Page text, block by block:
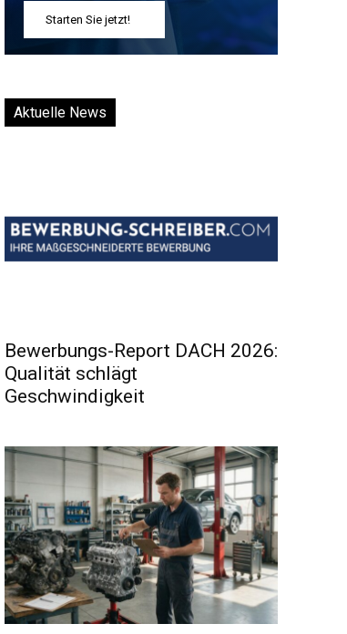
Starten Sie jetzt!
Aktuelle News
Bewerbungs-Report DACH 2026:
Qualität schlägt
Geschwindigkeit